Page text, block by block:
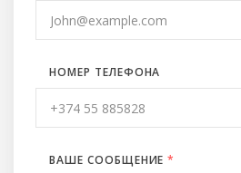
НОМЕР ТЕЛЕФОНА
ВАШЕ СООБЩЕНИЕ*